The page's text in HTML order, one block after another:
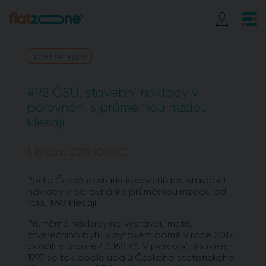
#92 ČSÚ: stavební náklady v
porovnání s průměrnou mzdou
klesají
1. března 2019 (00:00)
Podle Českého statistického úřadu stavební
náklady v porovnání s průměrnou mzdou od
roku 1997 klesají.
Průměrné náklady na výstavbu metru
čtverečního bytu v bytovém domě v roce 2017
dosáhly úrovně 43 168 Kč. V porovnání s rokem
1997 se tak podle údajů Českého statistického